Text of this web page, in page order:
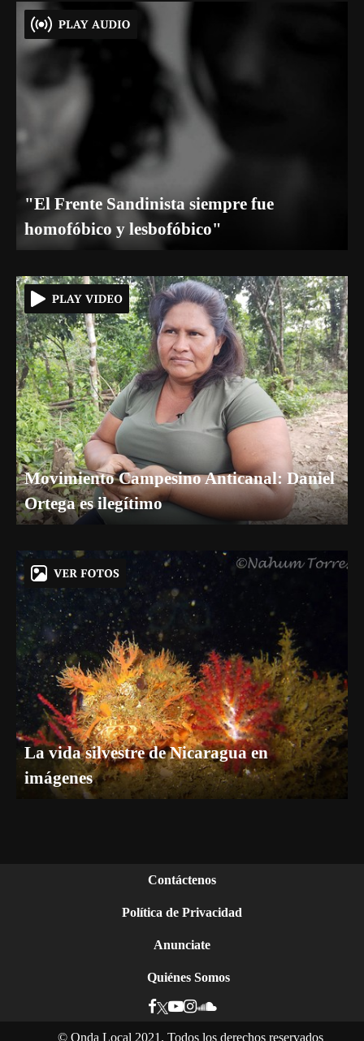
"El Frente Sandinista siempre fue
homofóbico y lesbofóbico"
Movimiento Campesino Anticanal: Daniel
Ortega es ilegítimo
La vida silvestre de Nicaragua en
imágenes
Contáctenos
Política de Privacidad
Anunciate
Quiénes Somos
© Onda Local 2021. Todos los derechos reservados